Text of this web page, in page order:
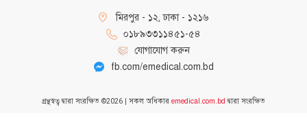
মিরপুর - ১২, ঢাকা - ১২১৬
০১৮৯৩৩১১৪৫১-৫৪
যোগাযোগ করুন
fb.com/emedical.com.bd
গ্রন্থস্বত্ব দ্বারা সংরক্ষিত ©2026 | সকল অধিকার emedical.com.bd দ্বারা সংরক্ষিত